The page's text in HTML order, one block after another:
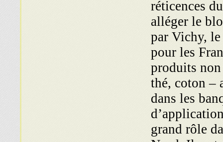
réticences
alléger le
par Vichy,
pour les
produits
thé, coton –
dans les
grand rôle